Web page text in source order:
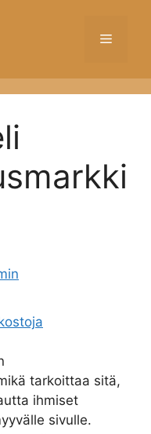
Valikko
tarkoittaa sitä,
ihmiset
sivulle.